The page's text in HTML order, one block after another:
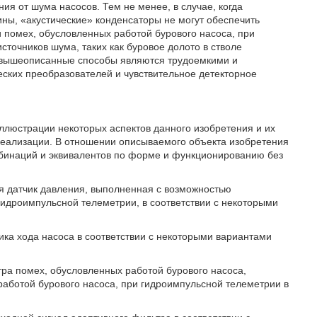
от шума насосов. Тем не менее, в случае, когда
«акустические» конденсаторы не могут обеспечить
обусловленных работой бурового насоса, при
шума, таких как буровое долото в стволе
способы являются трудоемкими и
преобразователей и чувствительное детекторное
некоторых аспектов данного изобретения и их
В отношении описываемого объекта изобретения
и эквивалентов по форме и функционированию без
давления, выполненная с возможностью
телеметрии, в соответствии с некоторыми
хода насоса в соответствии с некоторыми вариантами
помех, обусловленных работой бурового насоса,
бурового насоса, при гидроимпульсной телеметрии в